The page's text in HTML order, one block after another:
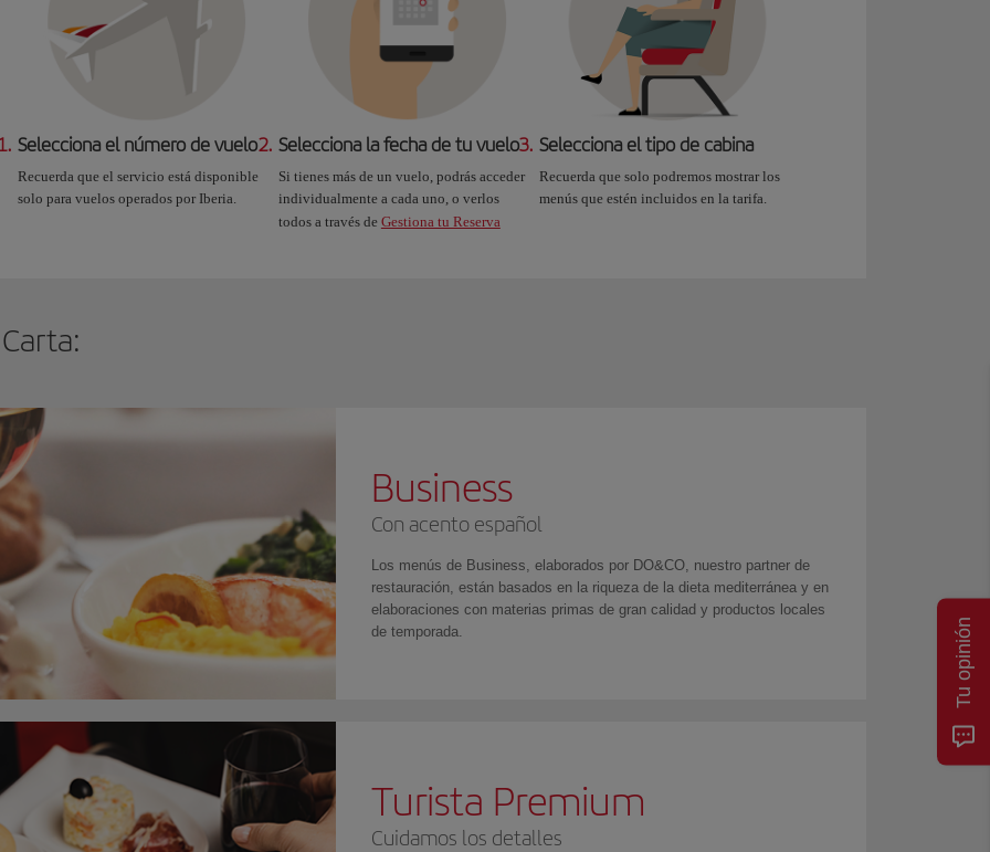
Selecciona el número de vuelo
Recuerda que el servicio está disponible
solo para vuelos operados por Iberia.
2. Selecciona la fecha de tu vuelo
Si tienes más de un vuelo, podrás acceder
individualmente a cada uno, o verlos
todos a través de Gestiona tu Reserva
3. Selecciona el tipo de cabina
Recuerda que solo podremos mostrar los
menús que estén incluidos en la tarifa.
Business
Con acento español
Los menús de Business, elaborados por DO&CO, nuestro partner de
restauración, están basados en la riqueza de la dieta mediterránea y en
elaboraciones con materias primas de gran calidad y productos locales
de temporada.
Turista Premium
Cuidamos los detalles
Tu opinión